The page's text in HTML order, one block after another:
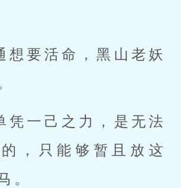
想要活命，黑山老妖
凭一己之力，是无法
，只能够暂且放这
。